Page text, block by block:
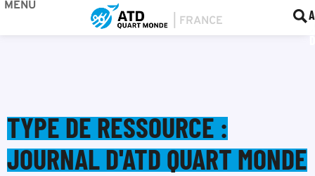
MENU
TYPE DE RESSOURCE :
JOURNAL D'ATD QUART MONDE